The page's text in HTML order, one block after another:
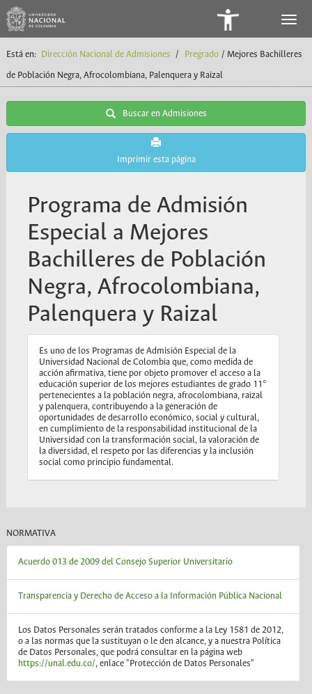
Está en: Dirección Nacional de Admisiones / Pregrado / Mejores Bachilleres
de Población Negra, Afrocolombiana, Palenquera y Raizal
Buscar en Admisiones
Imprimir esta página
Programa de Admisión
Especial a Mejores
Bachilleres de Población
Negra, Afrocolombiana,
Palenquera y Raizal
Es uno de los Programas de Admisión Especial de la
Universidad Nacional de Colombia que, como medida de
acción afirmativa, tiene por objeto promover el acceso a la
educación superior de los mejores estudiantes de grado 11°
pertenecientes a la población negra, afrocolombiana, raizal
y palenquera, contribuyendo a la generación de
oportunidades de desarrollo económico, social y cultural,
en cumplimiento de la responsabilidad institucional de la
Universidad con la transformación social, la valoración de
la diversidad, el respeto por las diferencias y la inclusión
social como principio fundamental.
NORMATIVA
Acuerdo 013 de 2009 del Consejo Superior Universitario
Transparencia y Derecho de Acceso a la Información Pública Nacional
Los Datos Personales serán tratados conforme a la Ley 1581 de 2012,
o a las normas que la sustituyan o le den alcance, y a nuestra Política
de Datos Personales, que podrá consultar en la página web
https://unal.edu.co/, enlace "Protección de Datos Personales"